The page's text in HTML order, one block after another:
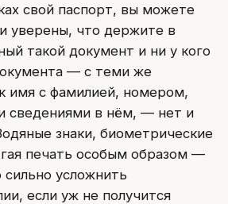
свой паспорт, вы можете
уверены, что держите в
такой документ и ни у кого
— с теми же
имя с фамилией, номером,
сведениями в нём, — нет и
знаки, биометрические
печать особым образом —
сильно усложнить
если уж не получится